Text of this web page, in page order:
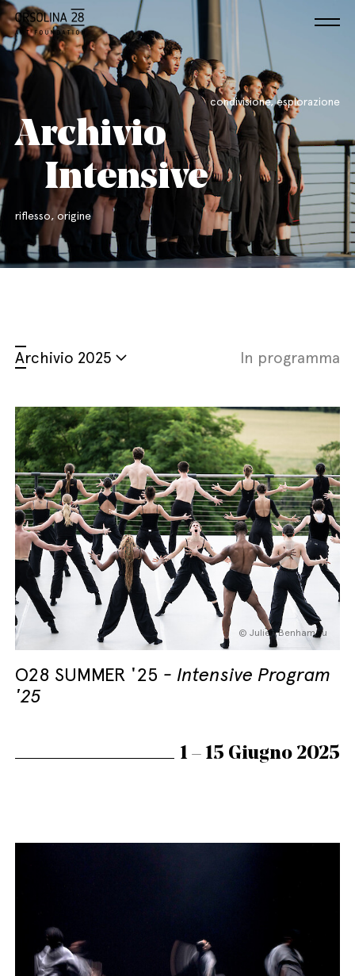
EnglishItaliano
Archivio
condivisione, esplorazione
Intensive
riflesso, origine
Archivio 2025 In programma
© Julien Benhamou
O28 SUMMER '25
Intensive Program
'25
1 – 15 Giugno 2025